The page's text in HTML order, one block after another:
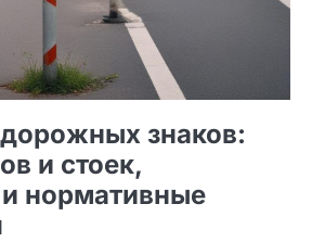
знаков:
и стоек,
нормативные